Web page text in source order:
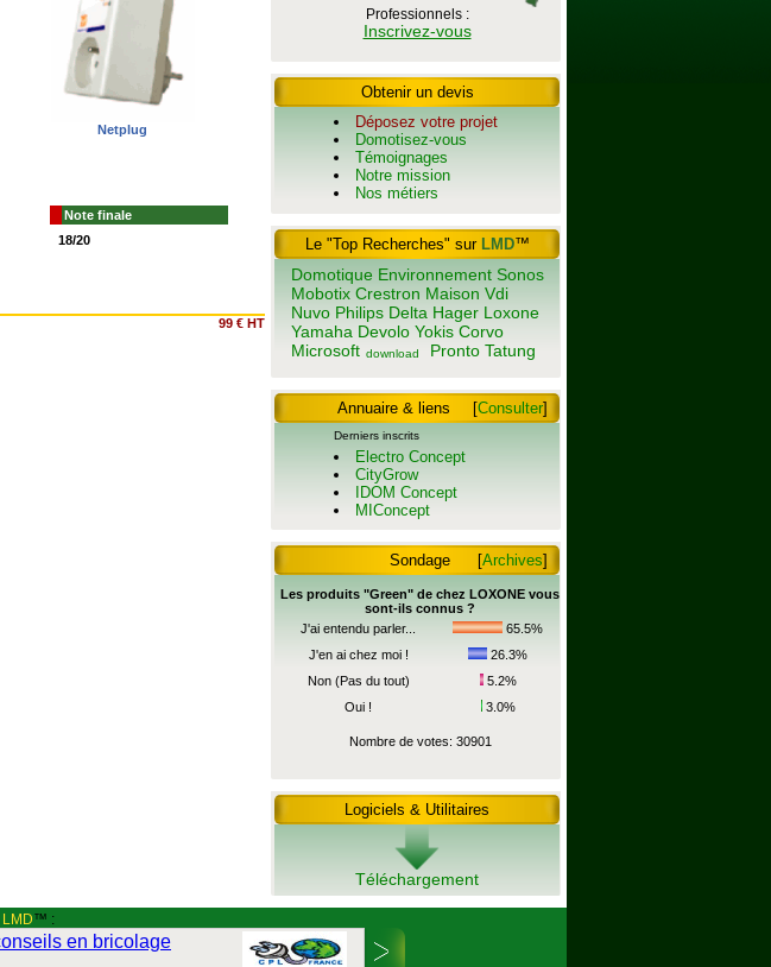
Netplug
Note finale
18/20
99 € HT
Professionnels :
Inscrivez-vous
Obtenir un devis
Déposez votre projet
Domotisez-vous
Témoignages
Notre mission
Nos métiers
Le "Top Recherches" sur LMD™
Domotique Environnement Sonos
Mobotix Crestron Maison Vdi
Nuvo Philips Delta Hager Loxone
Yamaha Devolo Yokis Corvo
Microsoft download Pronto Tatung
Annuaire & liens [Consulter]
Derniers inscrits
Electro Concept
CityGrow
IDOM Concept
MIConcept
Sondage [Archives]
Les produits "Green" de chez LOXONE vous
sont-ils connus ?
J'ai entendu parler...
65.5%
J'en ai chez moi !
26.3%
Non (Pas du tout)
5.2%
Oui !
3.0%
Nombre de votes: 30901
Logiciels & Utilitaires
Téléchargement
LMD™ :